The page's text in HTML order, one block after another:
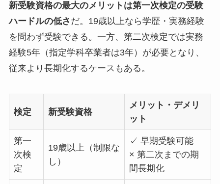
新受験資格の最大のメリットは第一次検定の受験
ハードルの低さ だ。19歳以上なら学歴・実務経験
を問わず受験できる。一方、第二次検定では実務
経験5年（指定学科卒業者は3年）が必要となり、
従来より長期化するケースもある。
検定 新受験資格
メリット・デメリ
ット
第一
次検
定
19歳以上（制限な
し）
✓ 早期受験可能
× 第二次までの期
間長期化